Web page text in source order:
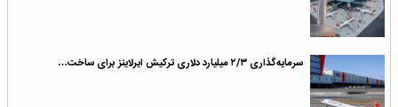
سرمایه‌گذاری ۲/۳ میلیارد دلاری ترکیش ایرلاینز برای ساخت…